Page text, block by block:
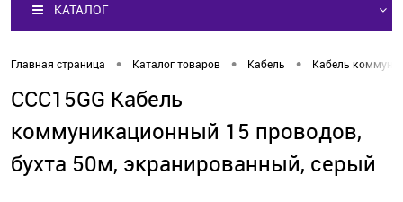
КАТАЛОГ
Главная страница • Каталог товаров • Кабель • Кабель
CCC15GG Кабель
коммуникационный 15 проводов,
бухта 50м, экранированный, серый